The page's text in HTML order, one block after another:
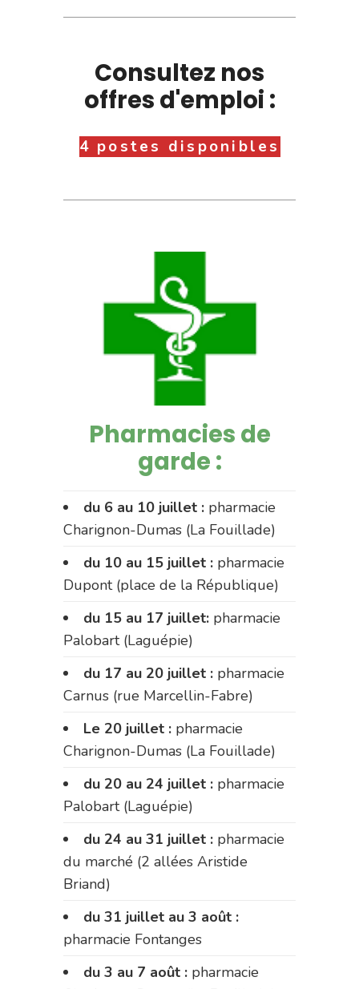
Consultez nos
offres d'emploi :
4 postes disponibles
Pharmacies de
garde :
du 6 au 10 juillet : pharmacie
Charignon-Dumas (La Fouillade)
du 10 au 15 juillet : pharmacie
Dupont (place de la République)
du 15 au 17 juillet: pharmacie
Palobart (Laguépie)
du 17 au 20 juillet : pharmacie
Carnus (rue Marcellin-Fabre)
Le 20 juillet : pharmacie
Charignon-Dumas (La Fouillade)
du 20 au 24 juillet : pharmacie
Palobart (Laguépie)
du 24 au 31 juillet : pharmacie
du marché (2 allées Aristide
Briand)
du 31 juillet au 3 août :
pharmacie Fontanges
du 3 au 7 août : pharmacie